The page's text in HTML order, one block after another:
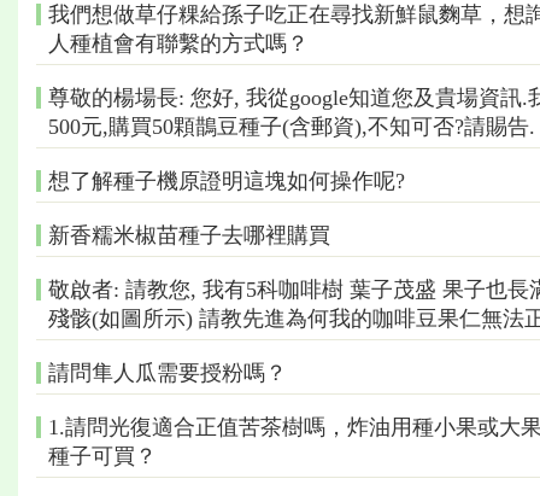
我們想做草仔粿給孫子吃正在尋找新鮮鼠麴草，
人種植會有聯繫的方式嗎？
尊敬的楊場長: 您好, 我從google知道您及貴場資
500元,購買50顆鵲豆種子(含郵資),不知可否?請賜告
想了解種子機原證明這塊如何操作呢?
新香糯米椒苗種子去哪裡購買
敬啟者: 請教您, 我有5科咖啡樹 葉子茂盛 果子也
殘骸(如圖所示) 請教先進為何我的咖啡豆果仁無法
請問隼人瓜需要授粉嗎？
1.請問光復適合正值苦茶樹嗎，炸油用種小果或大
種子可買？